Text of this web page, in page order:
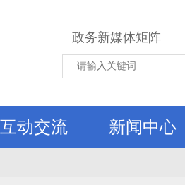
政务新媒体矩阵 |
互动交流 新闻中心